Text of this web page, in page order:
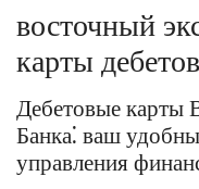
восточный
карты
Дебетовые карты
Банка⁚ ваш
управления